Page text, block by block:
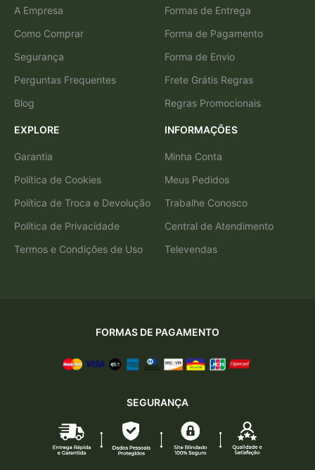
A Empresa
Como Comprar
Segurança
Perguntas Frequentes
Blog
Formas de Entrega
Forma de Pagamento
Forma de Envio
Frete Grátis Regras
Regras Promocionais
EXPLORE
Garantia
Política de Cookies
Política de Troca e Devolução
Política de Privacidade
Termos e Condições de Uso
INFORMAÇÕES
Minha Conta
Meus Pedidos
Trabalhe Conosco
Central de Atendimento
Televendas
FORMAS DE PAGAMENTO
SEGURANÇA